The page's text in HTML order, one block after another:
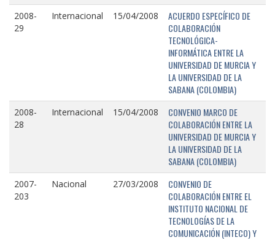
2008-
29
Internacional 15/04/2008
ACUERDO ESPECÍFICO DE
COLABORACIÓN
TECNOLÓGICA-
INFORMÁTICA ENTRE LA
UNIVERSIDAD DE MURCIA Y
LA UNIVERSIDAD DE LA
SABANA (COLOMBIA)
2008-
28
Internacional 15/04/2008
CONVENIO MARCO DE
COLABORACIÓN ENTRE LA
UNIVERSIDAD DE MURCIA Y
LA UNIVERSIDAD DE LA
SABANA (COLOMBIA)
2007-
203
Nacional 27/03/2008
CONVENIO DE
COLABORACIÓN ENTRE EL
INSTITUTO NACIONAL DE
TECNOLOGÍAS DE LA
COMUNICACIÓN (INTECO) Y